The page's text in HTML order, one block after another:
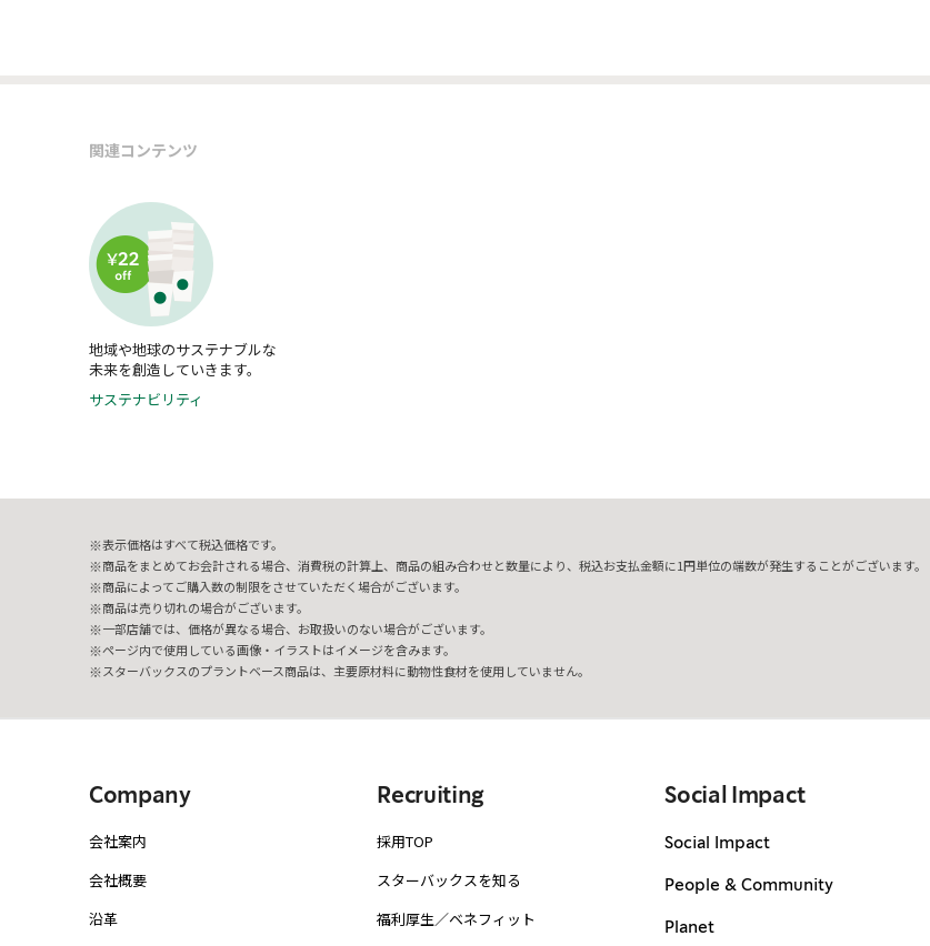
関連コンテンツ
地域や地球のサステナブルな
未来を創造していきます。
サステナビリティ
表示価格はすべて税込価格です。
商品をまとめてお会計される場合、消費税の計算上、商品の組み合わせと数量により、税込お支払金額に1円単位の端数が発生することがございます。
商品によってご購入数の制限をさせていただく場合がございます。
商品は売り切れの場合がございます。
一部店舗では、価格が異なる場合、お取扱いのない場合がございます。
ページ内で使用している画像・イラストはイメージを含みます。
スターバックスのプラントベース商品は、主要原材料に動物性食材を使用していません。
Company
会社案内
会社概要
沿革
Recruiting
採用TOP
スターバックスを知る
福利厚生／ベネフィット
Social Impact
Social Impact
People & Community
Planet